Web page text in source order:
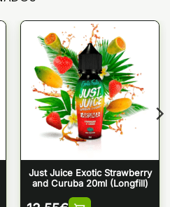
Just Juice Exotic Strawberry
and Curuba 20ml (Longfill)